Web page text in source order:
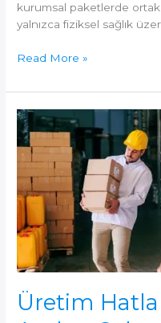
kurumsal paketlerde ortak
yalnızca fiziksel sağlık
Well-
Söylemlerinde
Görünmez
Tehlike:
Fiziksel
Sağlık
Bir
“Seçenek”
Değildir
Read More »
Üretim